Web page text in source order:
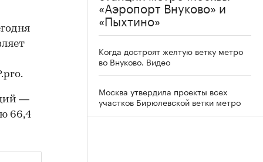
—
66,4
«Аэропорт Внуково» и
«Пыхтино»
Когда достроят желтую ветку метро
во Внуково. Видео
Москва утвердила проекты всех
участков Бирюлевской ветки метро